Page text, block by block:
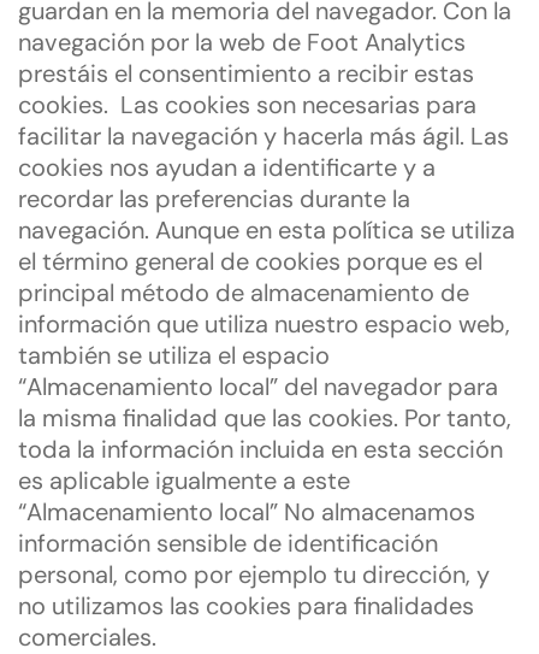
guardan en la memoria del navegador. Con la
navegación por la web de Foot Analytics
prestáis el consentimiento a recibir estas
cookies. Las cookies son necesarias para
facilitar la navegación y hacerla más ágil. Las
cookies nos ayudan a identificarte y a
recordar las preferencias durante la
navegación. Aunque en esta política se utiliza
el término general de cookies porque es el
principal método de almacenamiento de
información que utiliza nuestro espacio web,
también se utiliza el espacio
“Almacenamiento local” del navegador para
la misma finalidad que las cookies. Por tanto,
toda la información incluida en esta sección
es aplicable igualmente a este
“Almacenamiento local” No almacenamos
información sensible de identificación
personal, como por ejemplo tu dirección, y
no utilizamos las cookies para finalidades
comerciales.